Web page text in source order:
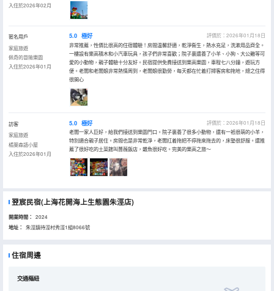
入住於2026年02月
匿名用戶
家庭旅遊
佩奇的冒險樂園
入住於2026年01月
5.0 極好
評價於：2026年01月18日
非常推薦，性價比很高的住宿體驗！房間温馨舒適，乾淨衞生，熱水充足，洗漱用品齊全。
一樓設有樂高積木和小汽車玩具，孩子們非常喜歡；院子裏還養了小羊、小狗、大公雞等可
愛的小動物，親子體驗十分友好。民宿提供免費接送到樂高樂園，車程七八分鐘，遊玩方
便。老闆和老闆娘非常熱情周到，老闆娘很勤勞，每天都在忙着打掃客房和拖地，總之住得
很開心
訪客
家庭旅遊
橘葉森語小屋
入住於2026年01月
5.0 極好
評價於：2026年01月18日
老闆一家人巨好，給我們接送到樂園門口。院子裏養了很多小動物，還有一衹很萌的小羊，
特別適合親子居住。房間也是非常乾淨，老闆扛着拖把不停拖來拖去的，床墊很舒服。還推
薦了很好吃的土菜館叫薔薇飯店，雜魚很好吃。完美的樂高之旅～
翌宸民宿(上海花開海上生態園朱涇店)
開業時間： 2024
地址： 朱涇鎮待涇村秀涇1組8066號
住宿周邊
交通樞紐